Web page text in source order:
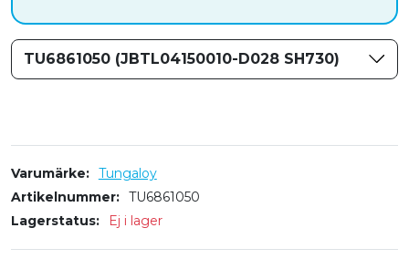
TU6861050 (JBTL04150010-D028 SH730)
Varumärke
Tungaloy
Artikelnummer
TU6861050
Lagerstatus
Ej i lager